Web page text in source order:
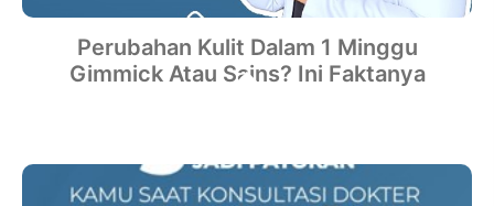
Perubahan Kulit Dalam 1 Minggu
Gimmick Atau Sains? Ini Faktanya